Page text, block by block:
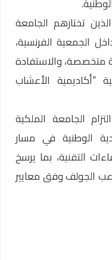
تختارهم الجامعة
الجمعية الفرنسية،
متخصصة، والاستفادة
“أكاديمية الأعشاب
الجامعة الملكية
الوطنية في مسار
التقنية، بما يرسخ
الجولف وفق معايير